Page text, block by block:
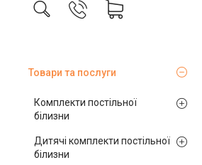
Товари та послуги
Комплекти постільної
білизни
Дитячі комплекти постільної
білизни